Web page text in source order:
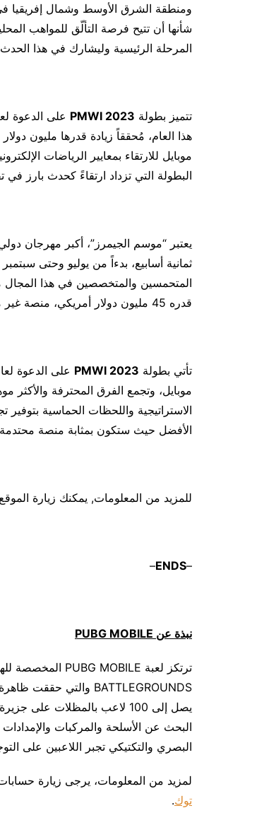
ومنطقة الشرق الأوسط وشمال إفريقيا
المرحلة الرئيسية وليشارك في هذا الحدث
تتميز بطولة 2023 PMWI
هذا العام، مُحققاً زيادة قدرها مليون
موبايل للارتقاء بمعايير الرياضات
البطولة التي تزداد ارتقاءً كحدث بارز في
يعتبر “موسم الجيمرز”، أكبر مهرجان
المتحمسين والمتخصصين في هذا المجال
قدره 45 مليون دولار أمريكي، منصة غير مسبوقة لعرض أبرز المهارات والمواهب في الألعاب الإلكترونية التنافسية.
تأتي بطولة 2023 PMWI
موبايل، وتجمع الفرق المحترفة
الاستراتيجية واللحظات الحماسية
الأفضل حيث ستكون بمثابة منصة محتدمة
للمزيد من المعلومات, يمكنك زيارة
–
ENDS
–
نبذة عن PUBG MOBILE
يصل إلى 100 لاعب بالمظلات
البحث عن الأسلحة والمركبات
البصري والتكتيكي تجبر اللاعبين على
لمزيد من المعلومات، يرجى زيارة
توك.